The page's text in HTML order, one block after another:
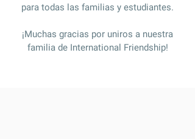
para todas las familias y estudiantes.
¡Muchas gracias por uniros a nuestra
familia de International Friendship!